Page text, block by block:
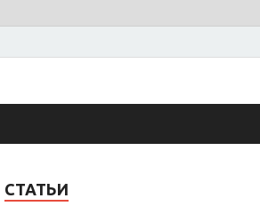
СТАТЬИ